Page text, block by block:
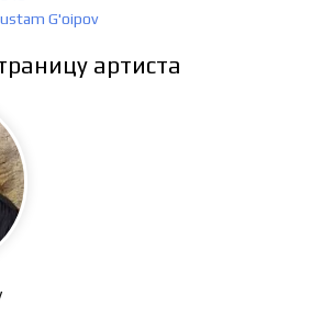
G'oipov
артиста